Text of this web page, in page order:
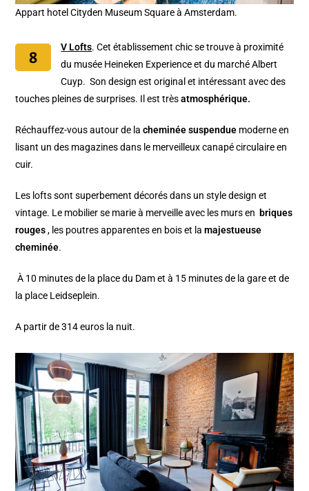
Appart hotel Cityden Museum Square à Amsterdam.
V Lofts. Cet établissement chic se trouve à proximité
du musée Heineken Experience et du marché Albert
Cuyp. Son design est original et intéressant avec des
touches pleines de surprises. Il est trèsatmosphérique.
Réchauffez-vous autour de lacheminée suspendue moderne en
lisant un des magazines dans le merveilleux canapé circulaire en
cuir.
Les lofts sont superbement décorés dans un style design et
vintage. Le mobilier se marie à merveille avec les murs en briques
rouges, les poutres apparentes en bois et lamajestueuse
cheminée.
À 10 minutes de la place du Dam et à 15 minutes de la gare et de
la place Leidseplein.
A partir de 314 euros la nuit.